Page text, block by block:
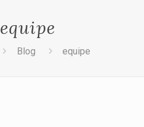
equipe
Blog equipe